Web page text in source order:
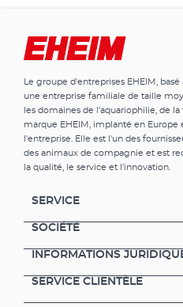
Le groupe d'entreprises EHEIM,
une entreprise familiale de taille
les domaines de l'aquariophilie, de
marque EHEIM, implanté en Europe
l'entreprise. Elle est l'un des
des animaux de compagnie et est
la qualité, le service et l'innovation.
SERVICE
SOCIÉTÉ
INFORMATIONS
SERVICE CLIENTÈLE